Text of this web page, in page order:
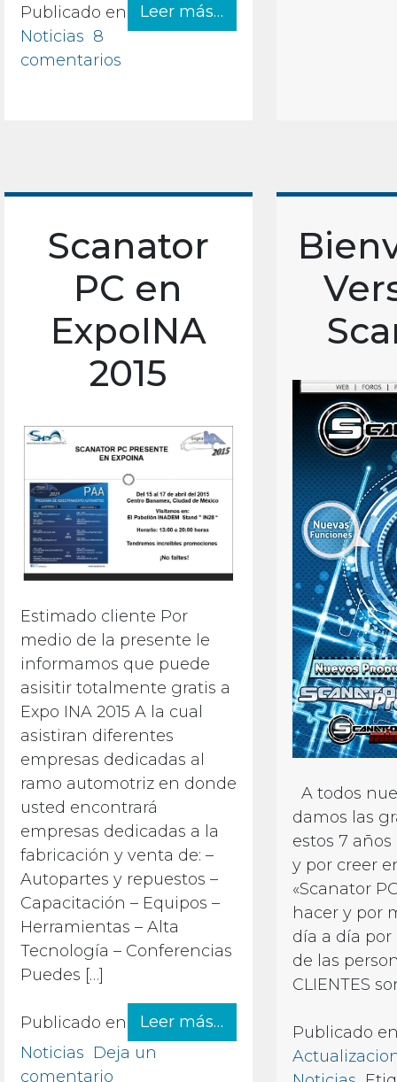
Leer más…
Publicado en
Noticias 8
comentariosen Pre-verifica con Scanator PC
Scanator
PC en
ExpoINA
2015
Estimado cliente Por
medio de la presente le
informamos que puede
asisitir totalmente gratis a
Expo INA 2015 A la cual
asistiran diferentes
empresas dedicadas al
ramo automotriz en donde
usted encontrará
empresas dedicadas a la
fabricación y venta de: –
Autopartes y repuestos –
Capacitación – Equipos –
Herramientas – Alta
Tecnología – Conferencias
Puedes […]
Leer más… from Scanator PC en
Publicado en
Noticias Deja un
comentarioen Scanator PC en ExpoINA 2015
A todos
damos las
estos 7
y por creer
«Scanator
hacer y por
día a día
de las
CLIENTES
Publicado